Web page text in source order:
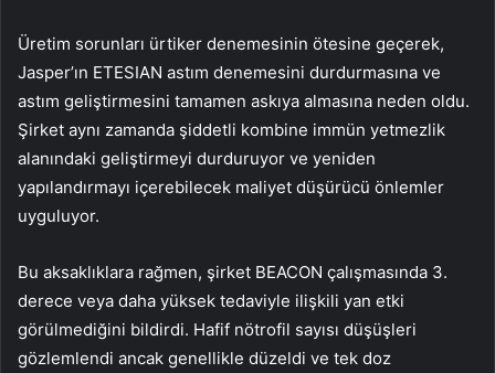
Üretim sorunları ürtiker denemesinin ötesine geçerek,
Jasper’ın ETESIAN astım denemesini durdurmasına ve
astım geliştirmesini tamamen askıya almasına neden oldu.
Şirket aynı zamanda şiddetli kombine immün yetmezlik
alanındaki geliştirmeyi durduruyor ve yeniden
yapılandırmayı içerebilecek maliyet düşürücü önlemler
uyguluyor.
Bu aksaklıklara rağmen, şirket BEACON çalışmasında 3.
derece veya daha yüksek tedaviyle ilişkili yan etki
görülmediğini bildirdi. Hafif nötrofil sayısı düşüşleri
gözlemlendi ancak genellikle düzeldi ve tek doz